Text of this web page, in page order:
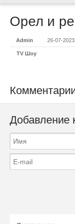
Орел и
Admin 26-07-
TV Шоу
Добавление